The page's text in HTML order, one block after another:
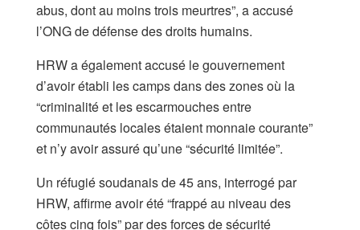
abus, dont au moins trois meurtres”, a accusé
l’ONG de défense des droits humains.
HRW a également accusé le gouvernement
d’avoir établi les camps dans des zones où la
“criminalité et les escarmouches entre
communautés locales étaient monnaie courante”
et n’y avoir assuré qu’une “sécurité limitée”.
Un réfugié soudanais de 45 ans, interrogé par
HRW, affirme avoir été “frappé au niveau des
côtes cinq fois” par des forces de sécurité